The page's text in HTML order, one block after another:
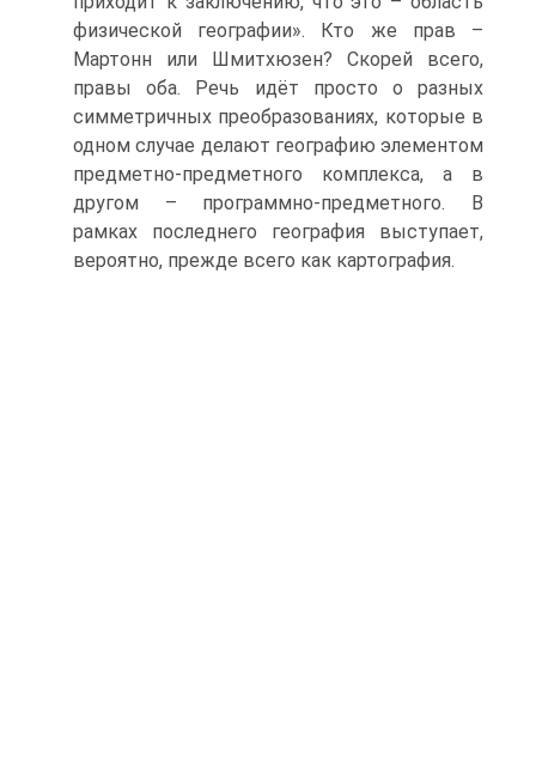
физической географии». Кто же прав –
Мартонн или Шмитхюзен? Скорей всего,
правы оба. Речь идёт просто о разных
симметричных преобразованиях, которые в
одном случае делают географию элементом
предметно-предметного комплекса, а в
другом – программно-предметного. В
рамках последнего география выступает,
вероятно, прежде всего как картография.